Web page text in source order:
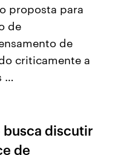
proposta para
de
de
criticamente a
…
busca discutir
de